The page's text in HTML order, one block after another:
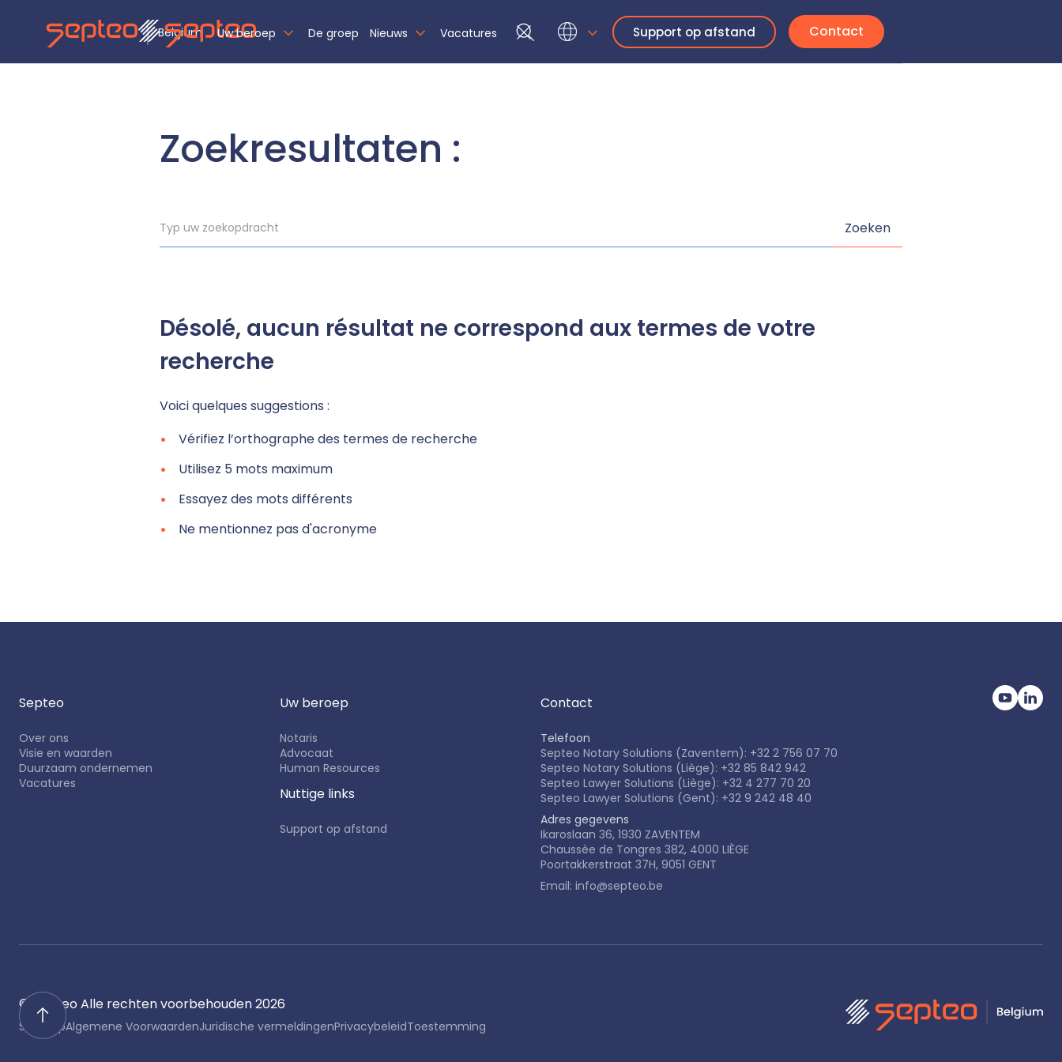
Belgium Uw beroep De groep Nieuws Vacatures Support op afstand Contact
Zoekresultaten :
Désolé, aucun résultat ne correspond aux termes de votre
recherche
Voici quelques suggestions :
Vérifiez l’orthographe des termes de recherche
Utilisez 5 mots maximum
Essayez des mots différents
Ne mentionnez pas d'acronyme
Septeo
Over ons
Visie en waarden
Duurzaam ondernemen
Vacatures
Uw beroep
Notaris
Advocaat
Human Resources
Nuttige links
Support op afstand
Contact
Telefoon
Septeo Notary Solutions (Zaventem): +32 2 756 07 70
Septeo Notary Solutions (Liège): +32 85 842 942
Septeo Lawyer Solutions (Liège): +32 4 277 70 20
Septeo Lawyer Solutions (Gent): +32 9 242 48 40
Adres gegevens
Ikaroslaan 36, 1930 ZAVENTEM
Chaussée de Tongres 382, 4000 LIÈGE
Poortakkerstraat 37H, 9051 GENT
Email: info@septeo.be
© Septeo Alle rechten voorbehouden2026
SitemapAlgemene VoorwaardenJuridische vermeldingenPrivacybeleidToestemming